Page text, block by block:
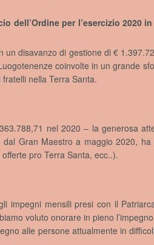
dell’Ordine per l’esercizio 2020
disavanzo di gestione di €
coinvolte in un grande
nella Terra Santa.
nel 2020 – la generosa
Gran Maestro a maggio 2020,
pro Terra Santa, ecc..).
mensili presi con il
voluto onorare in pieno
alle persone attualmente in